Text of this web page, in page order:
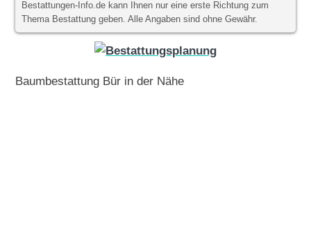
Bestattungen-Info.de kann Ihnen nur eine erste Richtung zum
Thema Bestattung geben. Alle Angaben sind ohne Gewähr.
Baumbestattung Bür in der Nähe